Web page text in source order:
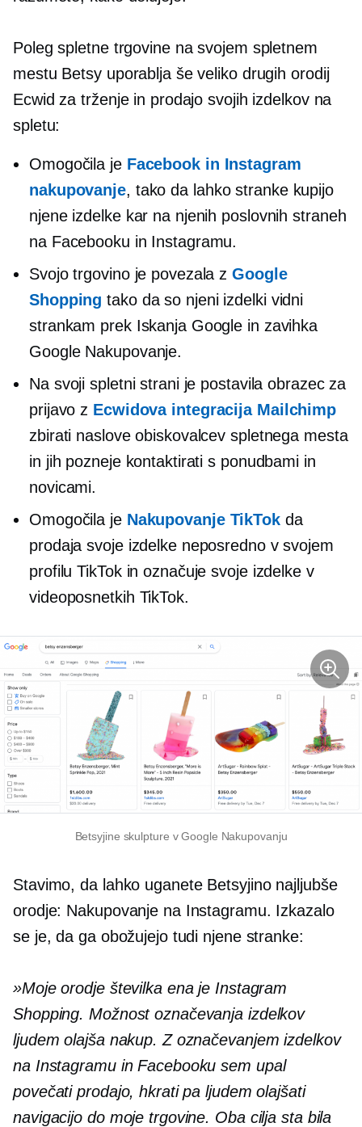
Poleg spletne trgovine na svojem spletnem
mestu Betsy uporablja še veliko drugih orodij
Ecwid za trženje in prodajo svojih izdelkov na
spletu:
Omogočila je Facebook in Instagram
nakupovanje, tako da lahko stranke kupijo
njene izdelke kar na njenih poslovnih straneh
na Facebooku in Instagramu.
Svojo trgovino je povezala zGoogle
Shopping tako da so njeni izdelki vidni
strankam prek Iskanja Google in zavihka
Google Nakupovanje.
Na svoji spletni strani je postavila obrazec za
prijavo z Ecwidova integracija Mailchimp
zbirati naslove obiskovalcev spletnega mesta
in jih pozneje kontaktirati s ponudbami in
novicami.
Omogočila je Nakupovanje TikTokda
prodaja svoje izdelke neposredno v svojem
profilu TikTok in označuje svoje izdelke v
videoposnetkih TikTok.
Betsyjine skulpture v Google Nakupovanju
Stavimo, da lahko uganete Betsyjino najljubše
orodje: Nakupovanje na Instagramu. Izkazalo
se je, da ga obožujejo tudi njene stranke:
»Moje orodje številka ena je Instagram
Shopping. Možnost označevanja izdelkov
ljudem olajša nakup. Z označevanjem izdelkov
na Instagramu in Facebooku sem upal
povečati prodajo, hkrati pa ljudem olajšati
navigacijo do moje trgovine. Oba cilja sta bila